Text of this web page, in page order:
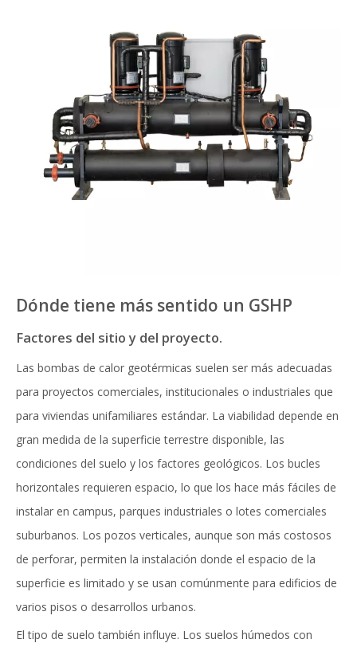
Dónde tiene más sentido un GSHP
Factores del sitio y del proyecto.
Las bombas de calor geotérmicas suelen ser más adecuadas
para proyectos comerciales, institucionales o industriales que
para viviendas unifamiliares estándar. La viabilidad depende en
gran medida de la superficie terrestre disponible, las
condiciones del suelo y los factores geológicos. Los bucles
horizontales requieren espacio, lo que los hace más fáciles de
instalar en campus, parques industriales o lotes comerciales
suburbanos. Los pozos verticales, aunque son más costosos
de perforar, permiten la instalación donde el espacio de la
superficie es limitado y se usan comúnmente para edificios de
varios pisos o desarrollos urbanos.
El tipo de suelo también influye. Los suelos húmedos con